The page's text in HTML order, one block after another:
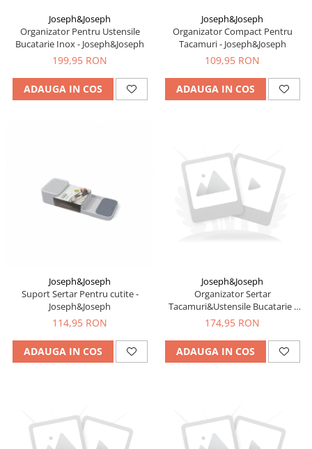
Joseph&Joseph
Organizator Pentru Ustensile
Bucatarie Inox - Joseph&Joseph
199,95 RON
ADAUGA IN COS
Joseph&Joseph
Organizator Compact Pentru
Tacamuri - Joseph&Joseph
109,95 RON
ADAUGA IN COS
Joseph&Joseph
Suport Sertar Pentru cutite -
Joseph&Joseph
114,95 RON
ADAUGA IN COS
Joseph&Joseph
Organizator Sertar
Tacamuri&Ustensile Bucatarie -
Joseph&Joseph
174,95 RON
ADAUGA IN COS